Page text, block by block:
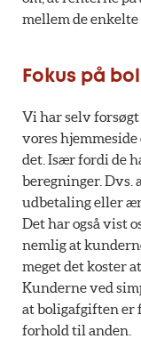
mellem de
Fokus på
Vi har selv
vores
det. Især fordi de
beregninger. Dvs.
udbetaling eller
Det har også vist
nemlig at
meget det koster
Kunderne ved
at boligafgiften er
forhold til anden.